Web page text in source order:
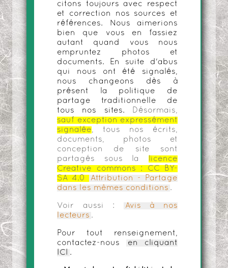
citons toujours avec respect
et correction nos sources et
références. Nous aimerions
bien que vous en fassiez
autant quand vous nous
empruntez photos et
documents. En suite d'abus
qui nous ont été signalés,
nous changeons dès à
présent la politique de
partage traditionnelle de
tous nos sites.
Désormais,
sauf exception expressément
signalée, tous nos écrits,
documents, photos et
conception de site sont
partagés sous la
licence
Creative commons :
CC BY-
SA 4.0
Attribution - Partage
dans les mêmes conditions .
Voir aussi :
Avis à nos
lecteurs .
Pour tout renseignement,
contactez-nous
en cliquant
ICI
.